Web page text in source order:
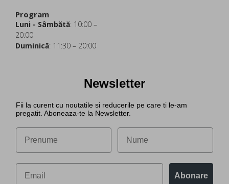
Program
Luni - Sâmbătă: 10:00 –
20:00
Duminică: 11:30 – 20:00
Newsletter
Fii la curent cu noutatile si reducerile pe care ti le-am
pregatit. Aboneaza-te la Newsletter.
Abonare